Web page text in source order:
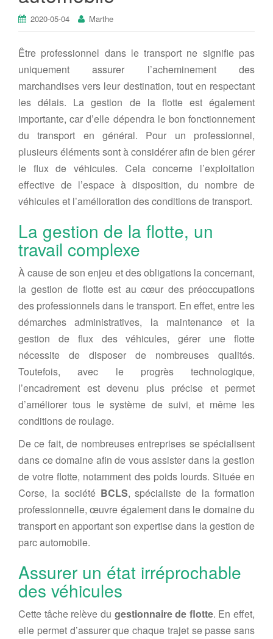
2020-05-04 Marthe
Être professionnel dans le transport ne signifie pas
uniquement assurer l’acheminement des
marchandises vers leur destination, tout en respectant
les délais. La gestion de la flotte est également
importante, car d’elle dépendra le bon fonctionnement
du transport en général. Pour un professionnel,
plusieurs éléments sont à considérer afin de bien gérer
le flux de véhicules. Cela concerne l’exploitation
effective de l’espace à disposition, du nombre de
véhicules et l’amélioration des conditions de transport.
La gestion de la flotte, un
travail complexe
À cause de son enjeu et des obligations la concernant,
la gestion de flotte est au cœur des préoccupations
des professionnels dans le transport. En effet, entre les
démarches administratives, la maintenance et la
gestion de flux des véhicules, gérer une flotte
nécessite de disposer de nombreuses qualités.
Toutefois, avec le progrès technologique,
l’encadrement est devenu plus précise et permet
d’améliorer tous le système de suivi, et même les
conditions de roulage.
De ce fait, de nombreuses entreprises se spécialisent
dans ce domaine afin de vous assister dans la gestion
de votre flotte, notamment des poids lourds. Située en
Corse, la société BCLS, spécialiste de la formation
professionnelle, œuvre également dans le domaine du
transport en apportant son expertise dans la gestion de
parc automobile.
Assurer un état irréprochable
des véhicules
Cette tâche relève du gestionnaire de flotte. En effet,
elle permet d’assurer que chaque trajet se passe sans